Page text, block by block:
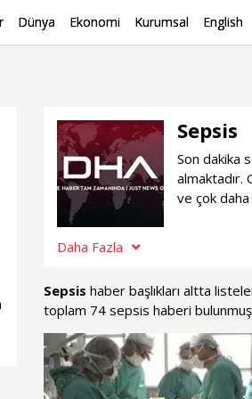
Dünya Ekonomi Kurumsal English
Sepsis
Son dakika
almaktadır.
ve çok
Daha Fazla
Sepsis haber başlıkları altta
toplam 74 sepsis haberi